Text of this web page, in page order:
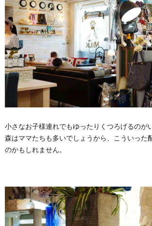
小さなお子様連れでもゆったりくつろげるのが
森はママたちも多いでしょうから、こういった
のかもしれません。